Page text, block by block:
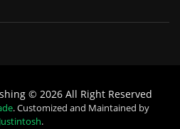
© 2026 All Right Reserved
. Customized and Maintained by
Justintosh.